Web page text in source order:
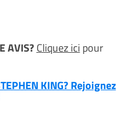
AVIS?Cliquez ici pour
KING? Rejoignez